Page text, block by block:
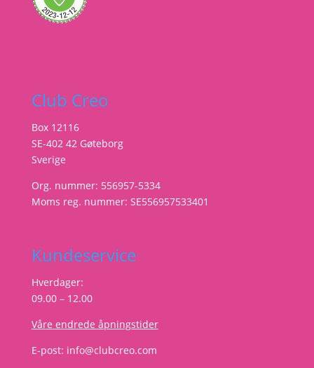
Club Creo
Box 12116
SE-402 42 Gøteborg
Sverige
Org. nummer: 556957-5334
Moms reg. nummer: SE556957533401
Kundeservice
Hverdager:
09.00 – 12.00
Våre endrede åpningstider
E-post: info@clubcreo.com